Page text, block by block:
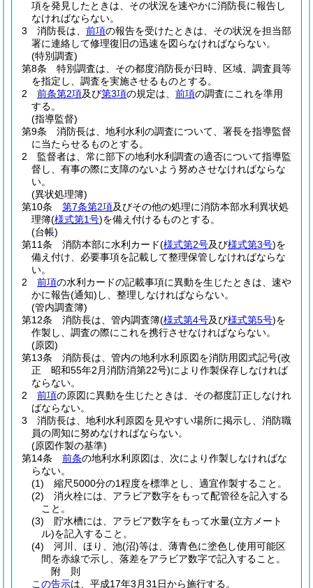
項を発見したときは、その状況を速やかに消防長に報告し
なければならない。
3
消防長は、 前項の報告を受けたときは、その状況を担当部
署に連絡して修理復旧の迅速を図らなければならない。
(特別調査)
第8条
特別調査は、その都度消防長が日時、区域、調査員等
を指定し、調査を実施させるものとする。
2
前条第2項及び第3項の規定は、 前項の調査にこれを準用
する。
(指導監督)
第9条
消防長は、地利水利の調査について、署長を指導監督
に当たらせるものとする。
2
監督者は、常に部下の地利水利調査の適否について指導監
督し、有事の際に支障のないよう努めさせなければならな
い。
(異状処理簿)
第10条
第7条第2項及びその他の処理に消防本部水利異状処
理簿(様式第1号)を備え付けるものとする。
(台帳)
第11条
消防本部に水利カード(様式第2号及び様式第3号)を
備え付け、必要事項を記載して整理保管しなければならな
い。
2
前項の水利カードの記載事項に異動を生じたときは、速や
かに報告(通知) し、整理しなければならない。
(管内調査簿)
第12条
消防長は、管内調査簿(様式第4号及び様式第5号)を
作製し、調査の際にこれを携行させなければならない。
(原図)
第13条
消防長は、管内の地利水利原図を消防用図式記号(改
正 昭和55年2月消防消第22号)により作製保存しなければ
ならない。
2
前項の原図に異動を生じたときは、その都度訂正しなけれ
ばならない。
3
消防長は、地利水利原図を見やすい場所に掲示し、消防職
員の周知に努めなければならない。
(原図作製の基準)
第14条
前条の地利水利原図は、次により作製しなければな
らない。
(1)
縮尺5000分の1程度を標準とし、適宜作製すること。
(2)
消火栓には、アラビア数字をもって配管径を記入する
こと。
(3)
貯水槽には、アラビア数字をもって水量(立方メート
ル)を記入すること。
(4)
河川、ほり、池(沼)等は、薄青色に塗色し使用可能区
間を赤線で示し、落差をアラビア数字で記入すること。
附 則
この告示は、平成17年3月31日から施行する。